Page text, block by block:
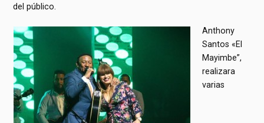
del público.
Anthony
Santos «El
Mayimbe”,
realizara
varias